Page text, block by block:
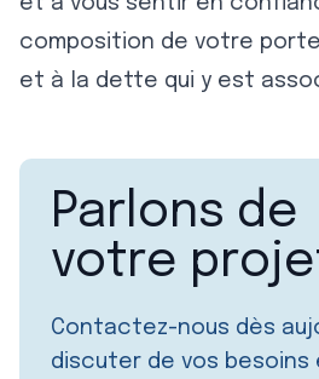
composition de votre
et à la dette qui y est
Parlons de
votre
Contactez-nous dès
discuter de vos besoins